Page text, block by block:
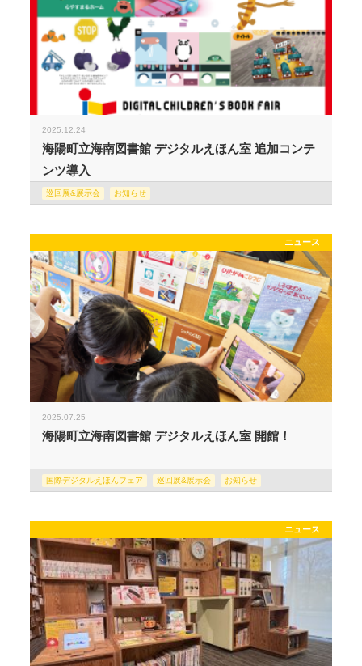
2025.12.24
海陽町立海南図書館 デジタルえほん室 追加コンテ
ンツ導入
巡回展&展示会 お知らせ
ニュース
2025.07.25
海陽町立海南図書館 デジタルえほん室 開館！
国際デジタルえほんフェア 巡回展&展示会 お知らせ
ニュース